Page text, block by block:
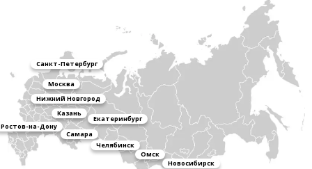
Санкт-Петербург
Москва
Нижний Новгород
Казань
Екатеринбург
Ростов-на-Дону
Самара
Челябинск
Омск
Новосибирск